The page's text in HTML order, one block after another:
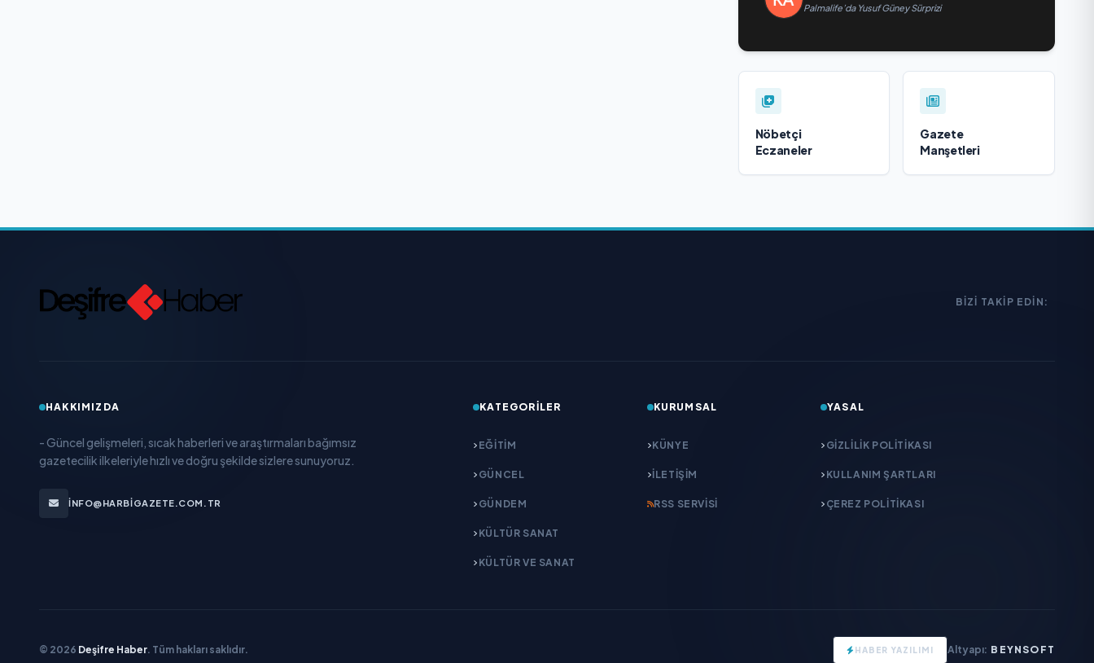
Palmalife’da Yusuf Güney Sürprizi
Nöbetçi
Eczaneler
Gazete
Manşetleri
BIZI TAKIP EDIN:
HAKKIMIZDA
- Güncel gelişmeleri, sıcak haberleri ve araştırmaları bağımsız
gazetecilik ilkeleriyle hızlı ve doğru şekilde sizlere sunuyoruz.
INFO@HARBIGAZETE.COM.TR
KATEGORILER
EĞITIM
GÜNCEL
GÜNDEM
KÜLTÜR SANAT
KÜLTÜR VE SANAT
KURUMSAL
KÜNYE
İLETIŞIM
RSS SERVISI
YASAL
GIZLILIK POLITIKASI
KULLANIM ŞARTLARI
ÇEREZ POLITIKASI
© 2026 Deşifre Haber. Tüm hakları saklıdır. HABER YAZILIMI Altyapı: BEYNSOFT